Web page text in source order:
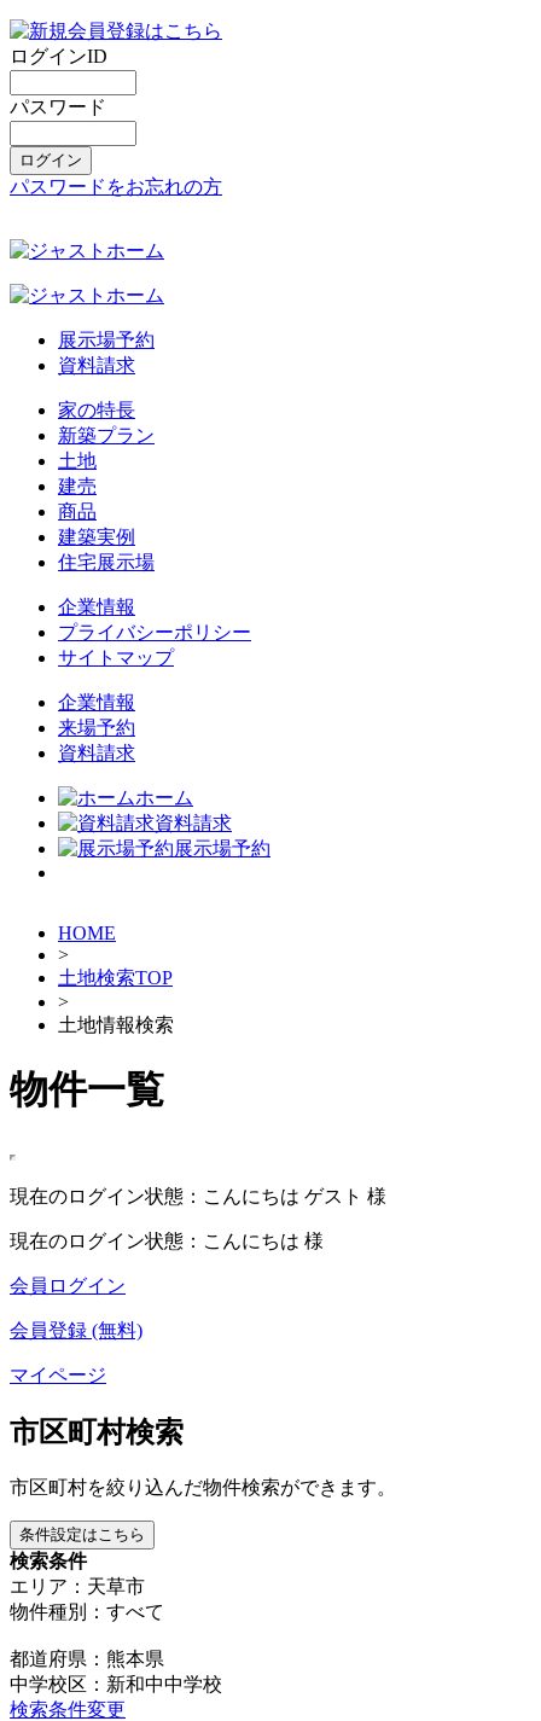
ログインID
パスワード
パスワードをお忘れの方
展示場予約
資料請求
家の特長
新築プラン
土地
建売
商品
建築実例
住宅展示場
企業情報
プライバシーポリシー
サイトマップ
企業情報
来場予約
資料請求
ホーム
資料請求
展示場予約
HOME
>
土地検索TOP
>
土地情報検索
物件一覧
現在のログイン状態：こんにちは ゲスト 様
現在のログイン状態：こんにちは 様
会員ログイン
会員登録 (無料)
マイページ
市区町村検索
市区町村を絞り込んだ物件検索ができます。
条件設定はこちら
検索条件
エリア：天草市
物件種別：すべて
都道府県：熊本県
中学校区：新和中中学校
検索条件変更